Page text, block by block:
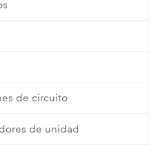
de circuito
de unidad